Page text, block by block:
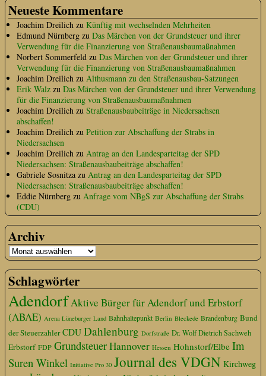
Neueste Kommentare
Joachim Dreilich zu Künftig mit wechselnden Mehrheiten
Edmund Nürnberg zu Das Märchen von der Grundsteuer und ihrer
Verwendung für die Finanzierung von Straßenausbaumaßnahmen
Norbert Sommerfeld zu Das Märchen von der Grundsteuer und ihrer
Verwendung für die Finanzierung von Straßenausbaumaßnahmen
Joachim Dreilich zu Althusmann zu den Straßenausbau-Satzungen
Erik Walz zu Das Märchen von der Grundsteuer und ihrer Verwendung
für die Finanzierung von Straßenausbaumaßnahmen
Joachim Dreilich zu Straßenausbaubeiträge in Niedersachsen
abschaffen!
Joachim Dreilich zu Petition zur Abschaffung der Strabs in
Niedersachsen
Joachim Dreilich zu Antrag an den Landesparteitag der SPD
Niedersachsen: Straßenausbaubeiträge abschaffen!
Gabriele Sosnitza zu Antrag an den Landesparteitag der SPD
Niedersachsen: Straßenausbaubeiträge abschaffen!
Eddie Nürnberg zu Anfrage vom NBgS zur Abschaffung der Strabs
(CDU)
Archiv
Schlagwörter
AdendorfAktive Bürger für Adendorf und Erbstorf
(ABAE) Arena Lüneburger Land Bahnhaltepunkt Berlin Bleckede Brandenburg Bund
der Steuerzahler CDU Dahlenburg Dorfstraße Dr. Wolf Dietrich Sachweh
Erbstorf FDP GrundsteuerHannover Hessen Hohnstorf/Elbe Im
Suren Winkel Initiative Pro 30 Journal des VDGN Kirchweg